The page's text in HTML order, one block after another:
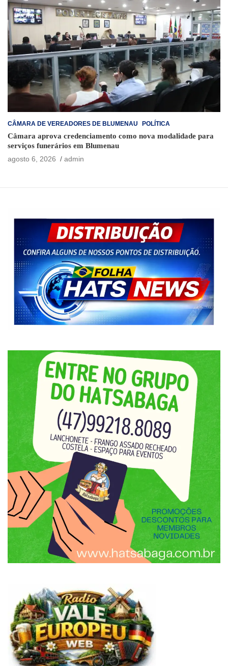
CÂMARA DE VEREADORES DE BLUMENAU POLÍTICA
Câmara aprova credenciamento como nova modalidade para
serviços funerários em Blumenau
agosto 6, 2026
admin